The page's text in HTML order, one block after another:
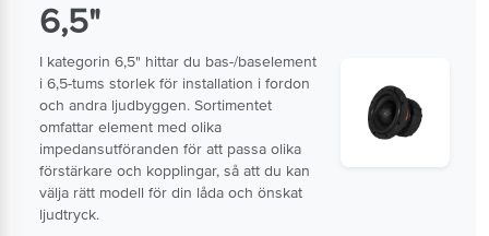
6,5"
I kategorin 6,5" hittar du bas-/baselement
i 6,5-tums storlek för installation i fordon
och andra ljudbyggen. Sortimentet
omfattar element med olika
impedansutföranden för att passa olika
förstärkare och kopplingar, så att du kan
välja rätt modell för din låda och önskat
ljudtryck.